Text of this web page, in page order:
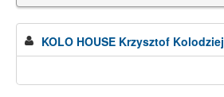
KOLO HOUSE Krzysztof Kolodziej